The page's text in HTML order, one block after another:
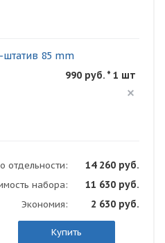
85 mm
990 руб. * 1 шт
отдельности: 14 260 руб.
набора: 11 630 руб.
Экономия: 2 630 руб.
Купить